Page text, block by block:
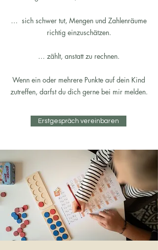
… sich schwer tut, Mengen und Zahlenräume
richtig einzuschätzen.
… zählt, anstatt zu rechnen.
Wenn ein oder mehrere Punkte auf dein Kind
zutreffen, darfst du dich gerne bei mir melden.
Erstgespräch vereinbaren